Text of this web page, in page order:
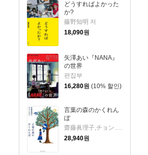
どうすればよかった
か?
藤野知明 저
18,090원
矢澤あい『NANA』
の世界
편집부
16,280원 (10% 할인)
言葉の森のかくれん
ぼ
齋藤眞理子,チョン.スユン 저
28,940원